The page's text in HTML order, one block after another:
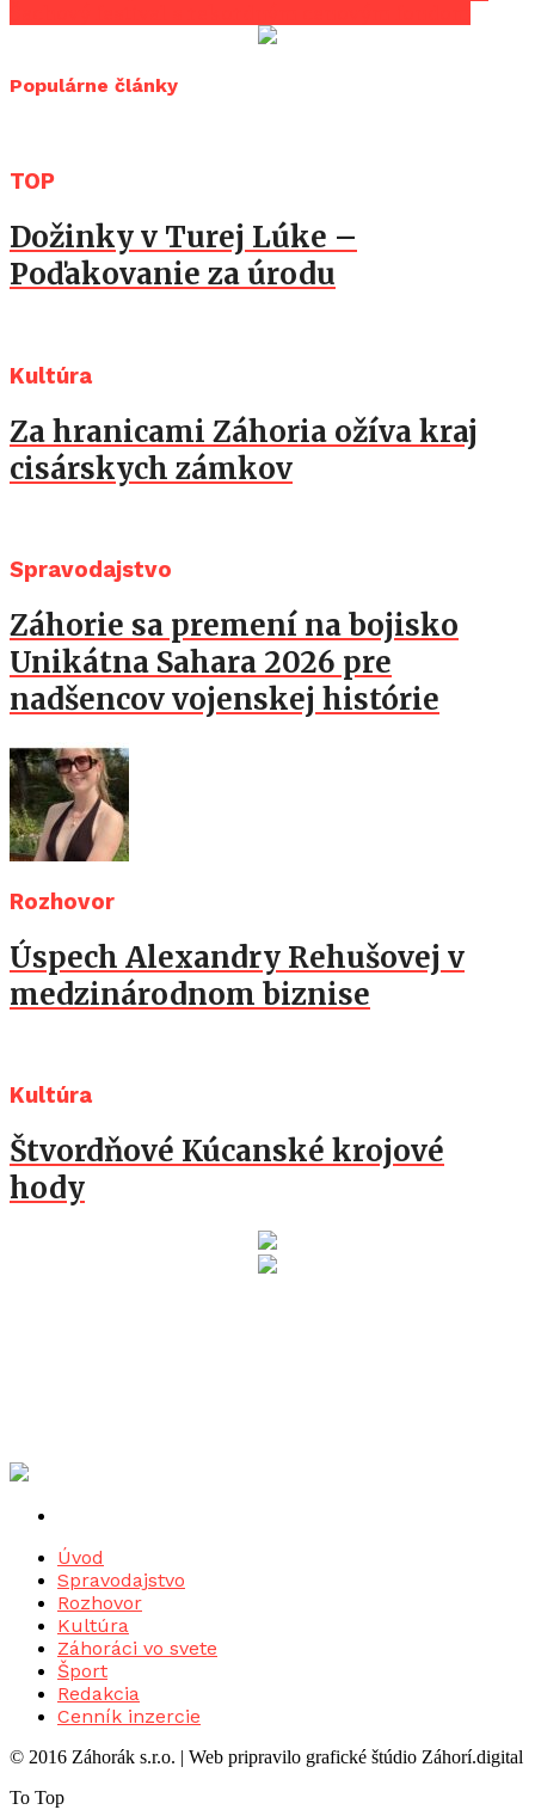
Populárne články
TOP
Dožinky v Turej Lúke –
Poďakovanie za úrodu
Kultúra
Za hranicami Záhoria ožíva kraj
cisárskych zámkov
Spravodajstvo
Záhorie sa premení na bojisko
Unikátna Sahara 2026 pre
nadšencov vojenskej histórie
Rozhovor
Úspech Alexandry Rehušovej v
medzinárodnom biznise
Kultúra
Štvordňové Kúcanské krojové
hody
Úvod
Spravodajstvo
Rozhovor
Kultúra
Záhoráci vo svete
Šport
Redakcia
Cenník inzercie
© 2016 Záhorák s.r.o. | Web pripravilo grafické štúdio Záhorí.digital
To Top